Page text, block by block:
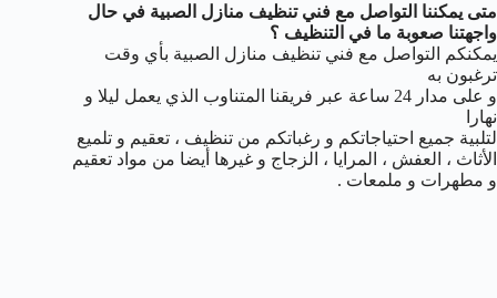
متى يمكننا التواصل مع فني تنظيف منازل الصبية في حال
واجهتنا صعوبة ما في التنظيف ؟
يمكنكم التواصل مع فني تنظيف منازل الصبية بأي وقت
ترغبون به
و على مدار 24 ساعة عبر فريقنا المتناوب الذي يعمل ليلا و
نهارا
لتلبية جميع احتياجاتكم و رغباتكم من تنظيف ، تعقيم و تلميع
الأثاث ، العفش ، المرايا ، الزجاج و غيرها أيضا من مواد تعقيم
و مطهرات و ملمعات .